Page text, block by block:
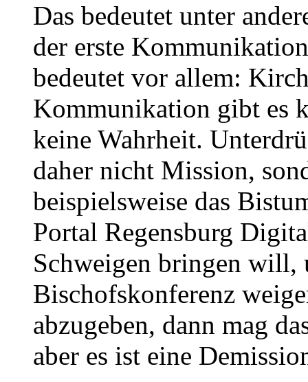
Das bedeutet unter
der erste
bedeutet vor allem:
Kommunikation gibt es
keine Wahrheit.
daher nicht Mission,
beispielsweise das
Portal Regensburg
Schweigen bringen will,
Bischofskonferenz
abzugeben, dann mag
aber es ist eine